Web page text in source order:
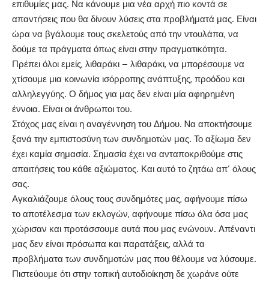
επιθυμίες μας. Να κάνουμε μια νέα αρχή πιο κοντά σε
απαντήσεις που θα δίνουν λύσεις στα προβλήματά μας. Είναι
ώρα να βγάλουμε τους σκελετούς από την ντουλάπα, να
δούμε τα πράγματα όπως είναι στην πραγματικότητα.
Πρέπει όλοι εμείς, λιθαράκι – λιθαράκι, να μπορέσουμε να
χτίσουμε μια κοινωνία ισόρροπης ανάπτυξης, προόδου και
αλληλεγγύης. Ο δήμος για μας δεν είναι μία αφηρημένη
έννοια. Είναι οι άνθρωποι του.
Στόχος μας είναι η αναγέννηση του Δήμου. Nα αποκτήσουμε
ξανά την εμπιστοσύνη των συνδημοτών μας. Το αξίωμα δεν
έχει καμία σημασία. Σημασία έχει να ανταποκριθούμε στις
απαιτήσεις του κάθε αξιώματος. Και αυτό το ζητάω απ’ όλους
σας.
Αγκαλιάζουμε όλους τους συνδημότες μας, αφήνουμε πίσω
το αποτέλεσμα των εκλογών, αφήνουμε πίσω όλα όσα μας
χώρισαν και προτάσσουμε αυτά που μας ενώνουν. Απέναντι
μας δεν είναι πρόσωπα και παρατάξεις, αλλά τα
προβλήματα των συνδημοτών μας που θέλουμε να λύσουμε.
Πιστεύουμε ότι στην τοπική αυτοδιοίκηση δε χωράνε ούτε